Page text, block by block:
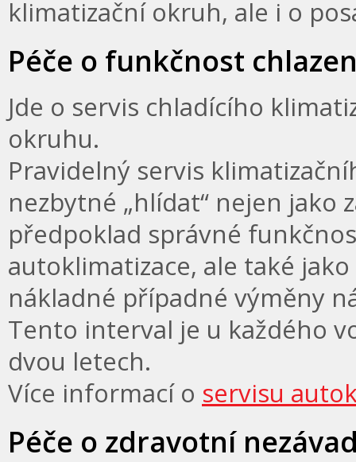
klimatizační okruh, ale i o
Péče o funkčnost
Jde o servis chladícího
okruhu.
Pravidelný servis
nezbytné „hlídat“ nejen jako
předpoklad správné
autoklimatizace, ale také
nákladné případné výměny
Tento interval je u každého
dvou letech.
Více informací o servisu
Péče o zdravotní